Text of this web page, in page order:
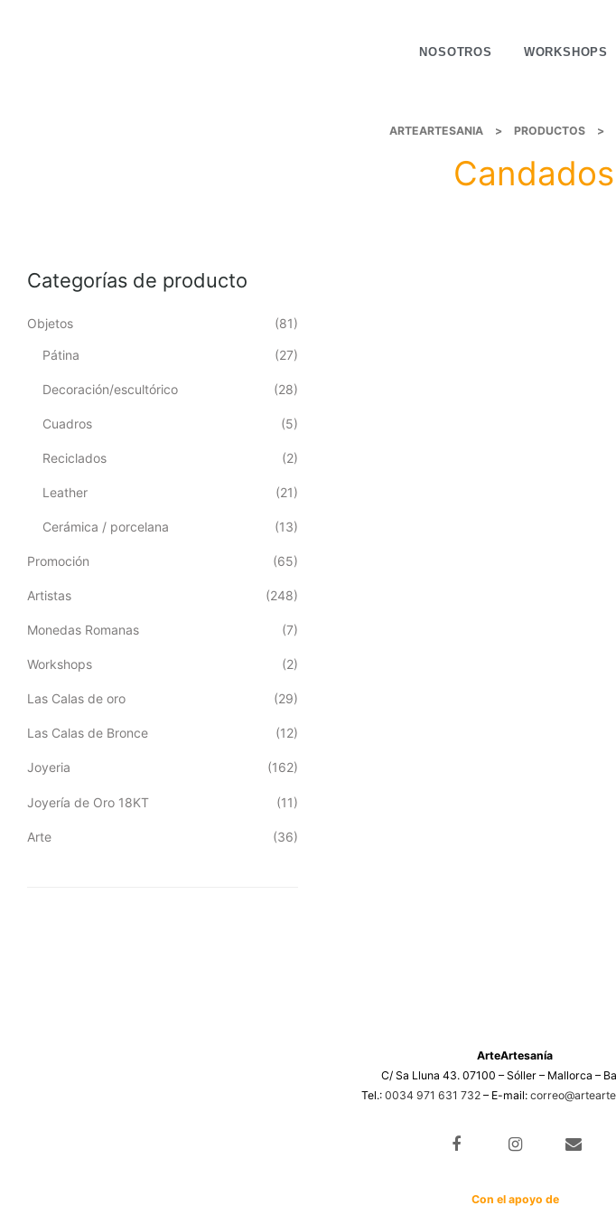
NOSOTROS WORKSHOPS
ARTEARTESANIA > PRODUCTOS >
Categorías de producto
Objetos (81)
Pátina (27)
Decoración/escultórico (28)
Cuadros (5)
Reciclados (2)
Leather (21)
Cerámica / porcelana (13)
Promoción (65)
Artistas (248)
Monedas Romanas (7)
Workshops (2)
Las Calas de oro (29)
Las Calas de Bronce (12)
Joyeria (162)
Joyería de Oro 18KT (11)
Arte (36)
ArteArtesanía
C/ Sa Lluna 43. 07100 – Sóller – Mallorca –
Tel.: 0034 971 631 732 – E-mail:
Con el apoyo de